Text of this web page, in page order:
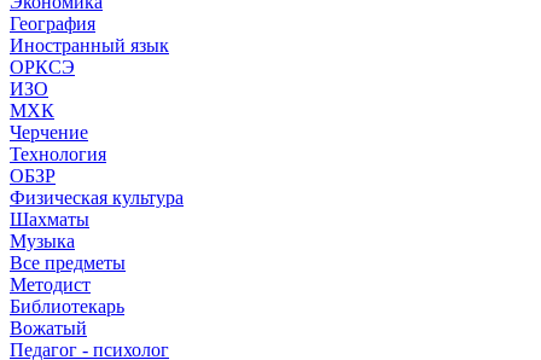
География
Иностранный язык
ОРКСЭ
ИЗО
МХК
Черчение
Технология
ОБЗР
Физическая культура
Шахматы
Музыка
Все предметы
Методист
Библиотекарь
Вожатый
Педагог - психолог